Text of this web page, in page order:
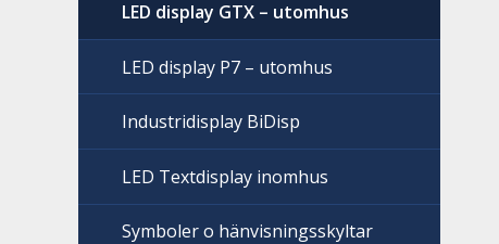
LED display GTX – utomhus
LED display P7 – utomhus
Industridisplay BiDisp
LED Textdisplay inomhus
Symboler o hänvisningsskyltar